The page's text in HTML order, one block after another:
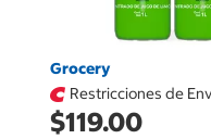
Grocery
Restricciones de
$119.00